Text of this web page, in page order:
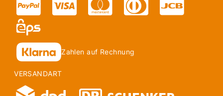
Zahlen auf Rechnung
VERSANDART